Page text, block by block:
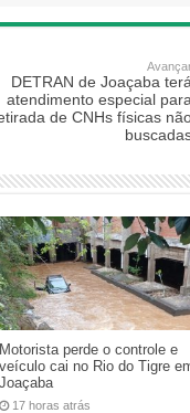
DETRAN de Joaçaba terá
atendimento especial para
de CNHs físicas
Motorista perde o controle e
veículo cai no Rio do Tigre
Joaçaba
17 horas atrás